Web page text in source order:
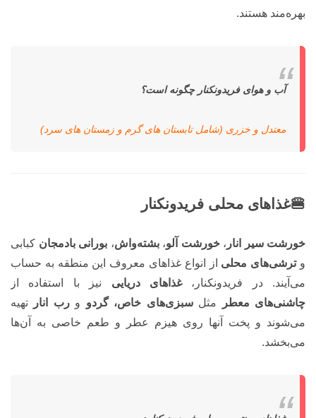
بهره‌مند هستند.
آب و هوای فریدونکنار چگونه است؟
معتدل و خزری (شامل تابستان های گرم و زمستان های سرد)
🍔غذاهای محلی فریدونکنار
خورشت سیر انار ،خورشت آلو،بشته‌واش، بورانی بادمجان کبابی
وترشی‌های محلی از انواع غذاهای معروف این منطقه به حساب
می‌آیند. در فریدونکنار،غذاهای دریایی نیز با استفاده از
چاشنی‌های معطر
مثلسبزی‌های خاص، گردو ورب انار
تهیه
می‌شوند و پخت آنها روی هیزم عطر و طعم خاصی به آن‌ها
می‌بخشد.